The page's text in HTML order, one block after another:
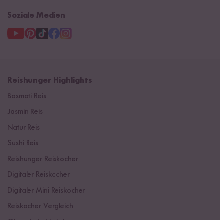
Soziale Medien
Reishunger Highlights
Basmati Reis
Jasmin Reis
Natur Reis
Sushi Reis
Reishunger Reiskocher
Digitaler Reiskocher
Digitaler Mini Reiskocher
Reiskocher Vergleich